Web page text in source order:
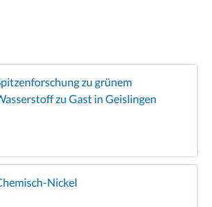
zu grünem
zu Gast in Geislingen
Nickel